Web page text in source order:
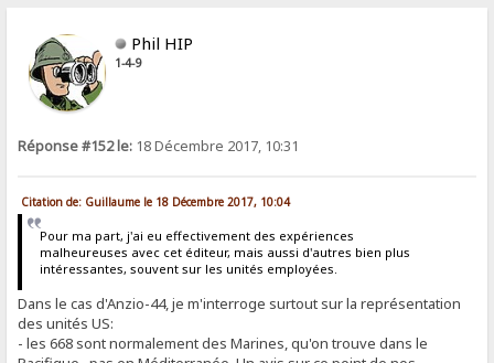
Phil HIP
1-4-9
Réponse #152 le: 18 Décembre 2017, 10:31
Citation de: Guillaume le 18 Décembre 2017, 10:04
Pour ma part, j'ai eu effectivement des expériences
malheureuses avec cet éditeur, mais aussi d'autres bien plus
intéressantes, souvent sur les unités employées.
Dans le cas d'Anzio-44, je m'interroge surtout sur la représentation
des unités US:
- les 668 sont normalement des Marines, qu'on trouve dans le